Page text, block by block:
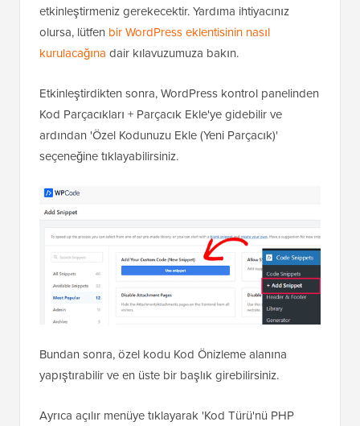
etkinleştirmeniz gerekecektir. Yardıma ihtiyacınız
olursa, lütfen bir WordPress eklentisinin nasıl
kurulacağına dair kılavuzumuza bakın.
Etkinleştirdikten sonra, WordPress kontrol panelinden
Kod Parçacıkları + Parçacık Ekle'ye gidebilir ve
ardından 'Özel Kodunuzu Ekle (Yeni Parçacık)'
seçeneğine tıklayabilirsiniz.
Bundan sonra, özel kodu Kod Önizleme alanına
yapıştırabilir ve en üste bir başlık girebilirsiniz.
Ayrıca açılır menüye tıklayarak 'Kod Türü'nü PHP